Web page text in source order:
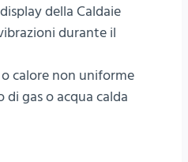
della Caldaie
durante il
calore non uniforme
di gas o acqua calda